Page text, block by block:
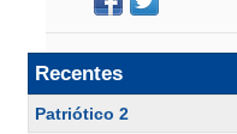
Recentes
Patriótico 2